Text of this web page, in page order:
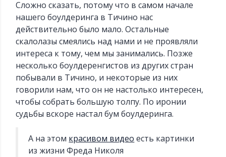
Сложно сказать, потому что в самом начале
нашего боулдеринга в Тичино нас
действительно было мало. Остальные
скалолазы смеялись над нами и не проявляли
интереса к тому, чем мы занимались. Позже
несколько боулдеренгистов из других стран
побывали в Тичино, и некоторые из них
говорили нам, что он не настолько интересен,
чтобы собрать большую толпу. По иронии
судьбы вскоре настал бум боулдеринга.
А на этом красивом видео есть картинки
из жизни Фреда Николя